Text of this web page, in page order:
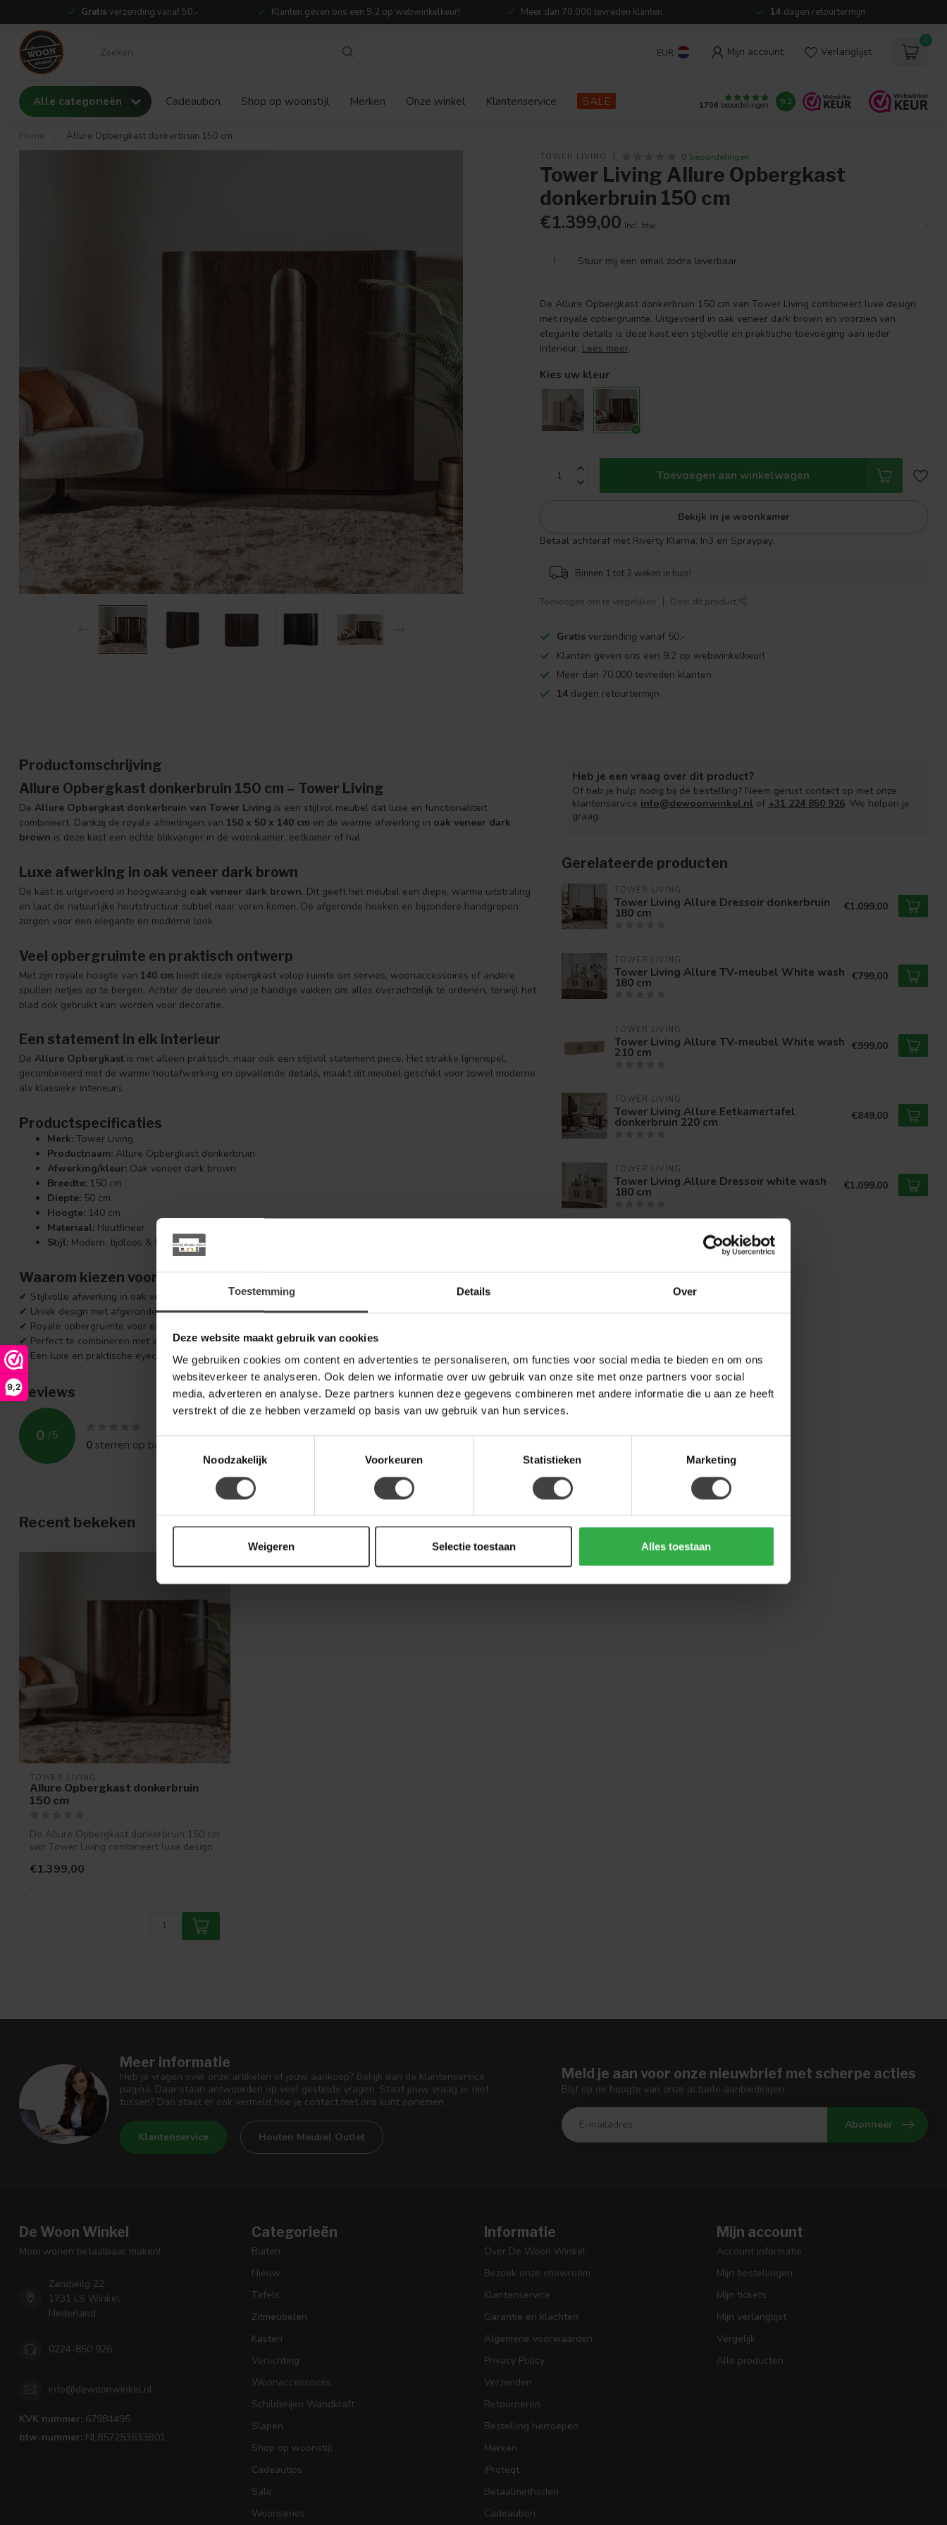
Toestemming Details Over
Deze website maakt gebruik van cookies
We gebruiken cookies om content en advertenties te personaliseren, om functies voor social media te bieden en om ons
websiteverkeer te analyseren. Ook delen we informatie over uw gebruik van onze site met onze partners voor social
media, adverteren en analyse. Deze partners kunnen deze gegevens combineren met andere informatie die u aan ze heeft
verstrekt of die ze hebben verzameld op basis van uw gebruik van hun services.
Toestemmingsselectie
Noodzakelijk
Voorkeuren Statistieken Marketing
Weigeren Selectie toestaan Alles toestaan
9,2
Gratis verzending vanaf 50,- Klanten geven ons een 9,2 op webwinkelkeur! Meer dan 70.000 tevreden klanten 14 dagen retourtermijn
EUR Mijn account Verlanglijst
0
Alle categorieën Cadeaubon Shop op woonstijl Merken Onze winkel Klantenservice SALE 1706 beoordelingen 9.2
Home Allure Opbergkast donkerbruin 150 cm
TOWER LIVING 0 beoordelingen
Tower Living Allure Opbergkast
donkerbruin 150 cm
€1.399,00 Incl. btw .
! Stuur mij een email zodra leverbaar
De Allure Opbergkast donkerbruin 150 cm van Tower Living combineert luxe design
met royale opbergruimte. Uitgevoerd in oak veneer dark brown en voorzien van
elegante details is deze kast een stijlvolle en praktische toevoeging aan ieder
interieur. Lees meer.
Kies uw kleur
Toevoegen aan winkelwagen
Bekijk in je woonkamer
Betaal achteraf met Riverty Klarna, In3 en Spraypay.
Binnen 1 tot 2 weken in huis!
Toevoegen om te vergelijken Deel dit product
Gratis verzending vanaf 50,-
Klanten geven ons een 9,2 op webwinkelkeur!
Meer dan 70.000 tevreden klanten
14 dagen retourtermijn
Productomschrijving
Allure Opbergkast donkerbruin 150 cm – Tower Living
De Allure Opbergkast donkerbruin van Tower Living is een stijlvol meubel dat luxe en functionaliteit
combineert. Dankzij de royale afmetingen van 150 x 50 x 140 cm en de warme afwerking in oak veneer dark
brown is deze kast een echte blikvanger in de woonkamer, eetkamer of hal.
Luxe afwerking in oak veneer dark brown
De kast is uitgevoerd in hoogwaardig oak veneer dark brown. Dit geeft het meubel een diepe, warme uitstraling
en laat de natuurlijke houtstructuur subtiel naar voren komen. De afgeronde hoeken en bijzondere handgrepen
zorgen voor een elegante en moderne look.
Veel opbergruimte en praktisch ontwerp
Met zijn royale hoogte van 140 cm biedt deze opbergkast volop ruimte om servies, woonaccessoires of andere
spullen netjes op te bergen. Achter de deuren vind je handige vakken om alles overzichtelijk te ordenen, terwijl het
blad ook gebruikt kan worden voor decoratie.
Een statement in elk interieur
De Allure Opbergkast is niet alleen praktisch, maar ook een stijlvol statement piece. Het strakke lijnenspel,
gecombineerd met de warme houtafwerking en opvallende details, maakt dit meubel geschikt voor zowel moderne
als klassieke interieurs.
Productspecificaties
Merk: Tower Living
Productnaam: Allure Opbergkast donkerbruin
Afwerking/kleur: Oak veneer dark brown
Breedte: 150 cm
Diepte: 50 cm
Hoogte: 140 cm
Materiaal: Houtfineer
Stijl: Modern, tijdloos & luxe
Waarom kiezen voor de Allure Opbergkast van Tower Living?
✔ Stijlvolle afwerking in oak veneer dark brown
✔ Uniek design met afgeronde vormen en bijzondere handgrepen
✔ Royale opbergruimte voor een opgeruimd interieur
✔ Perfect te combineren met andere meubels uit de Allure-serie
✔ Een luxe en praktische eyecatcher
Reviews
0 /5
0sterren op basis van
Je beoordeling toevoegen
Heb je een vraag over dit product?
Of heb je hulp nodig bij de bestelling? Neem gerust contact op met onze
klantenservice info@dewoonwinkel.nl of +31 224 850 926. We helpen je
graag.
Gerelateerde producten
TOWER LIVING
Tower Living Allure Dressoir donkerbruin
180 cm €1.099,00
TOWER LIVING
Tower Living Allure TV-meubel White wash
180 cm €799,00
TOWER LIVING
Tower Living Allure TV-meubel White wash
210 cm €999,00
TOWER LIVING
Tower Living Allure Eetkamertafel
donkerbruin 220 cm €849,00
TOWER LIVING
Tower Living Allure Dressoir white wash
180 cm €1.099,00
Recent bekeken
TOWER LIVING
Allure Opbergkast donkerbruin
150 cm
De Allure Opbergkast donkerbruin 150 cm
van Tower Living combineert luxe design
€1.399,00
.
.
Meer informatie
Heb je vragen over onze artikelen of jouw aankoop? Bekijk dan de klantenservice
pagina. Daar staan antwoorden op veel gestelde vragen. Staat jouw vraag er niet
tussen? Dan staat er ook vermeld hoe je contact met ons kunt opnemen.
Klantenservice Houten Meubel Outlet
Meld je aan voor onze nieuwbrief met scherpe acties
Blijf op de hoogte van onze actuele aanbiedingen
Abonneer
De Woon Winkel
Mooi wonen betaalbaar maken!
Zandwilg 22
1731 LS Winkel
Nederland
0224-850 926
info@dewoonwinkel.nl
KVK nummer: 67984495
btw-nummer: NL857253633B01
Categorieën
Buiten
Nieuw
Tafels
Zitmeubelen
Kasten
Verlichting
Woonaccessoires
Schilderijen Wandkraft
Slapen
Shop op woonstijl
Cadeautips
Sale
Woonseries
Informatie
Over De Woon Winkel
Bezoek onze showroom
Klantenservice
Garantie en klachten
Algemene voorwaarden
Privacy Policy
Verzenden
Retourneren
Bestelling herroepen
Merken
iProteqt
Betaalmethoden
Cadeaubon
Mijn account
Account informatie
Mijn bestellingen
Mijn tickets
Mijn verlanglijst
Vergelijk
Alle producten